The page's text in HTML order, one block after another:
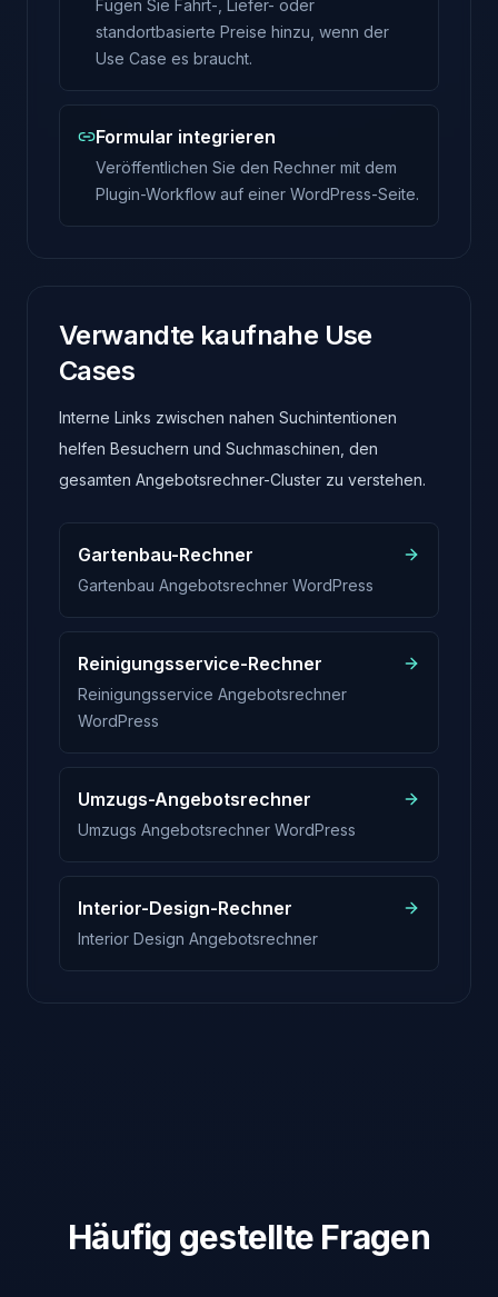
Fügen Sie Fahrt-, Liefer- oder
standortbasierte Preise hinzu, wenn der
Use Case es braucht.
Formular integrieren
Veröffentlichen Sie den Rechner mit dem
Plugin-Workflow auf einer WordPress-Seite.
Verwandte kaufnahe Use
Cases
Interne Links zwischen nahen Suchintentionen
helfen Besuchern und Suchmaschinen, den
gesamten Angebotsrechner-Cluster zu verstehen.
Gartenbau-Rechner
Gartenbau Angebotsrechner WordPress
Reinigungsservice-Rechner
Reinigungsservice Angebotsrechner
WordPress
Umzugs-Angebotsrechner
Umzugs Angebotsrechner WordPress
Interior-Design-Rechner
Interior Design Angebotsrechner
Häufig gestellte Fragen